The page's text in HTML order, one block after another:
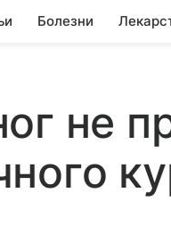
Болезни
не